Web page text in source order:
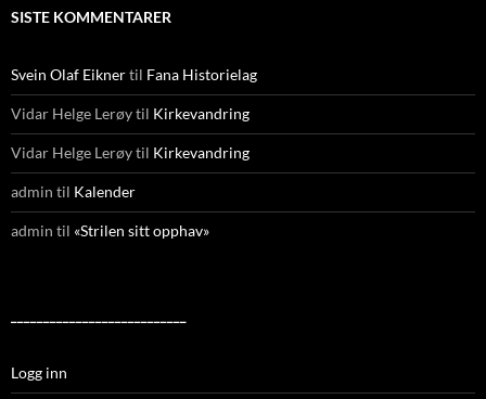
SISTE KOMMENTARER
Svein Olaf Eiknertil Fana Historielag
Vidar Helge Lerøytil Kirkevandring
Vidar Helge Lerøytil Kirkevandring
admin til Kalender
admin til «Strilen sitt opphav»
Logg inn